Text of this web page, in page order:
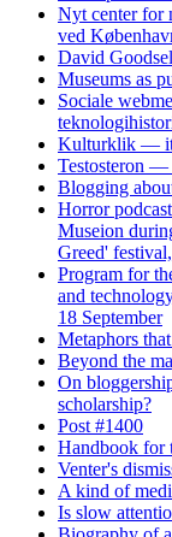
Nyt center for
ved
David
Museums as
Sociale
Kulturklik —
Testosteron —
Blogging
Horror
Museion
Greed'
Program for
and
18 September
Metaphors
Beyond the
On
scholarship?
Post #1400
Handbook for
Venter's
A kind of
Is slow